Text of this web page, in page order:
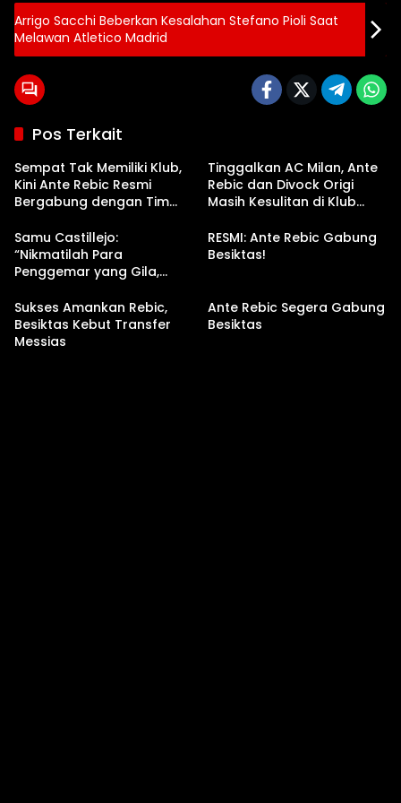
Arrigo Sacchi Beberkan Kesalahan Stefano Pioli Saat
Melawan Atletico Madrid
Pos Terkait
Sempat Tak Memiliki Klub,
Kini Ante Rebic Resmi
Bergabung dengan Tim
Tinggalkan AC Milan, Ante
Rebic dan Divock Origi
Masih Kesulitan di Klub
Samu Castillejo:
“Nikmatilah Para
Penggemar yang Gila,
RESMI: Ante Rebic Gabung
Besiktas!
Sukses Amankan Rebic,
Besiktas Kebut Transfer
Messias
Ante Rebic Segera Gabung
Besiktas